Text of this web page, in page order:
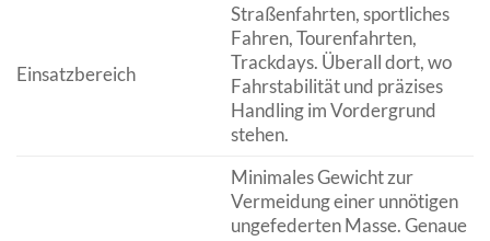
Einsatzbereich
Straßenfahrten, sportliches
Fahren, Tourenfahrten,
Trackdays. Überall dort, wo
Fahrstabilität und präzises
Handling im Vordergrund
stehen.
Minimales Gewicht zur
Vermeidung einer unnötigen
ungefederten Masse. Genaue